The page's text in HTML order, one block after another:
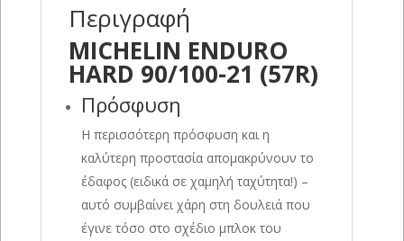
Περιγραφή
MICHELIN ENDURO
HARD 90/100-21 (57R)
Πρόσφυση
Η περισσότερη πρόσφυση και η
καλύτερη προστασία απομακρύνουν το
έδαφος (ειδικά σε χαμηλή ταχύτητα!) –
αυτό συμβαίνει χάρη στη δουλειά που
έγινε τόσο στο σχέδιο μπλοκ του